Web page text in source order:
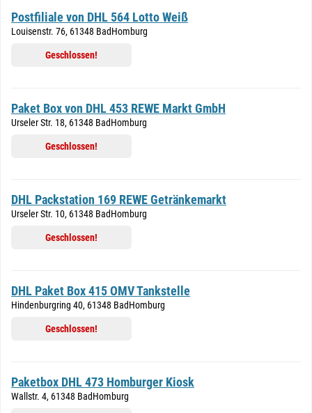
Postfiliale von DHL 564 Lotto Weiß
Louisenstr. 76, 61348 BadHomburg
Geschlossen!
Paket Box von DHL 453 REWE Markt GmbH
Urseler Str. 18, 61348 BadHomburg
Geschlossen!
DHL Packstation 169 REWE Getränkemarkt
Urseler Str. 10, 61348 BadHomburg
Geschlossen!
DHL Paket Box 415 OMV Tankstelle
Hindenburgring 40, 61348 BadHomburg
Geschlossen!
Paketbox DHL 473 Homburger Kiosk
Wallstr. 4, 61348 BadHomburg